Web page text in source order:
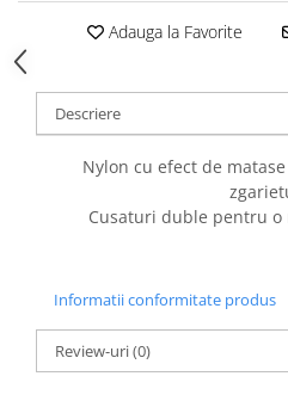
Perii si Piepteni
Produse Igiena si Ingrijire
Saltele cu efect de racire
Suplimente
Adauga la Favorite
Descriere
Nylon cu efect de
Cusaturi duble pentru
Informatii conformitate produs
Review-uri(0)